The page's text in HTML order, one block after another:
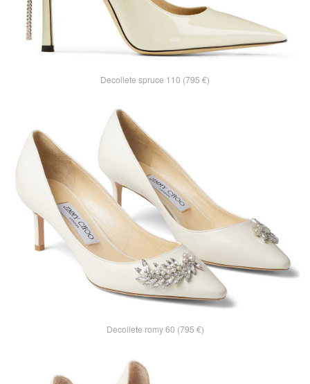
Decollete spruce 110 (795 €)
Decollete romy 60 (795 €)